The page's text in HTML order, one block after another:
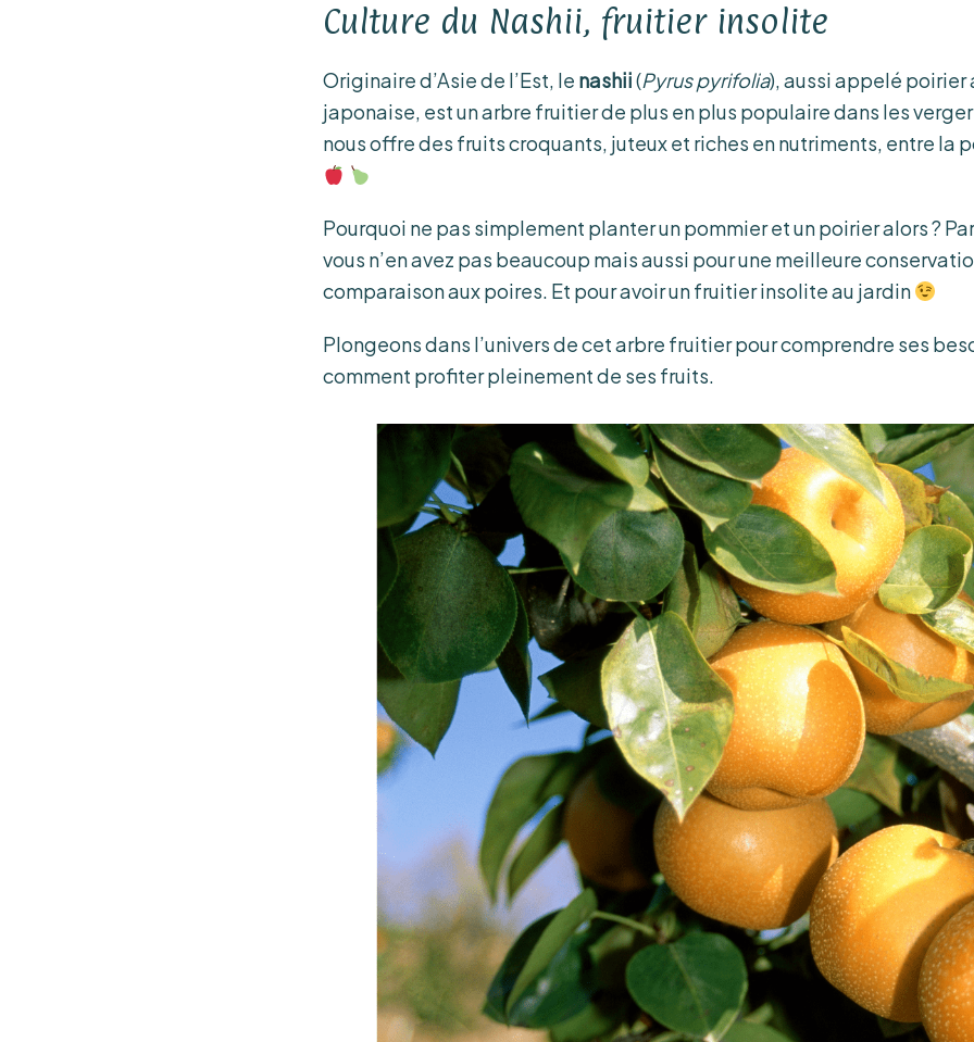
Culture du Nashii, fruitier insolite
Originaire d’Asie de l’Est, le nashii(Pyrus pyrifolia), aussi appelé
japonaise, est un arbre fruitier de plus en plus populaire dans les
nous offre des fruits croquants, juteux et riches en nutriments, entre la
Pourquoi ne pas simplement planter un pommier et un poirier alors ?
vous n’en avez pas beaucoup mais aussi pour une meilleure
comparaison aux poires. Et pour avoir un fruitier insolite au jardin
Plongeons dans l’univers de cet arbre fruitier pour comprendre ses
comment profiter pleinement de ses fruits.